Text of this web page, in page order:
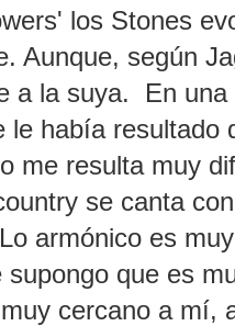
los Stones
Aunque, según
a la suya. En
había resultado
me resulta muy
se canta
armónico es
que es
cercano a mí,